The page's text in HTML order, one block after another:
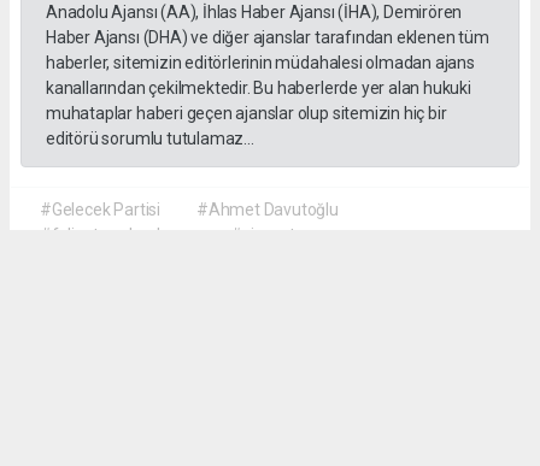
Anadolu Ajansı (AA), İhlas Haber Ajansı (İHA), Demirören
Haber Ajansı (DHA) ve diğer ajanslar tarafından eklenen tüm
haberler, sitemizin editörlerinin müdahalesi olmadan ajans
kanallarından çekilmektedir. Bu haberlerde yer alan hukuki
muhataplar haberi geçen ajanslar olup sitemizin hiç bir
editörü sorumlu tutulamaz...
#Gelecek Partisi
#Ahmet Davutoğlu
#faliyet sonlandırma
#siyaset